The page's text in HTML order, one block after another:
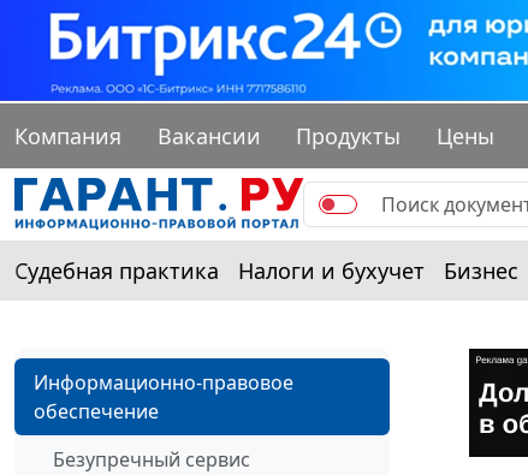
Компания Вакансии Продукты Цены
Судебная практика Налоги и бухучет Бизнес
Информационно-правовое
обеспечение
Безупречный сервис